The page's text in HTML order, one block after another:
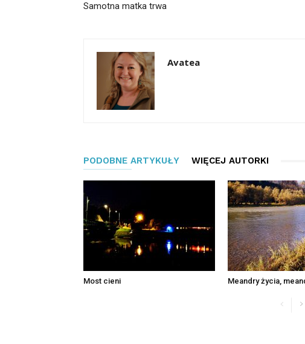
Samotna matka trwa
Avatea
PODOBNE ARTYKUŁY WIĘCEJ AUTORKI
Most cieni Meandry życia,